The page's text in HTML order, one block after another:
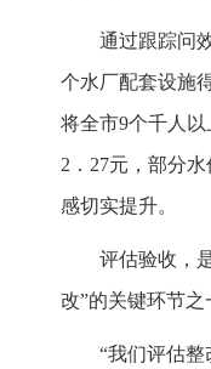
通过跟踪问
个水厂配套设施
将全市9个千人
2．27元，部分
感切实提升。
评估验收，
改”的关键环节之
“我们评估